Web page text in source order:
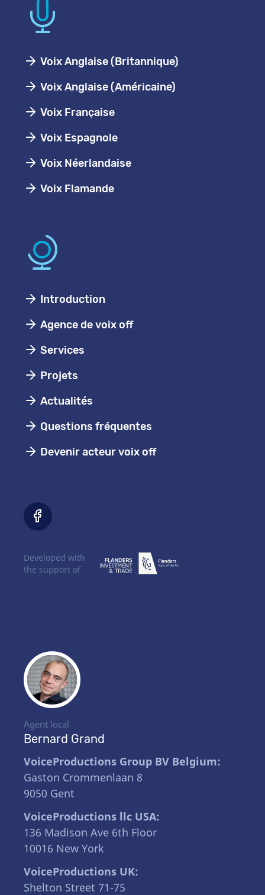
Voix Anglaise (Britannique)
Voix Anglaise (Américaine)
Voix Française
Voix Espagnole
Voix Néerlandaise
Voix Flamande
Introduction
Agence de voix off
Services
Projets
Actualités
Questions fréquentes
Devenir acteur voix off
Agent local
Bernard Grand
VoiceProductions Group BV Belgium:
Gaston Crommenlaan 8
9050 Gent
VoiceProductions llc USA:
136 Madison Ave 6th Floor
10016 New York
VoiceProductions UK:
Shelton Street 71-75
Developed with
the support of